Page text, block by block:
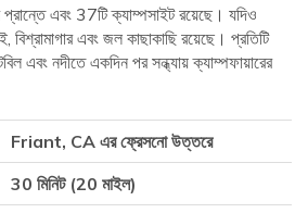
প্রান্তে এবং 37টি ক্যাম্পসাইট রয়েছে। যদিও
এবং জল কাছাকাছি রয়েছে। প্রতিটি
এবং নদীতে একদিন পর সন্ধ্যায় ক্যাম্পফায়ারের
Friant, CA এর ফ্রেসনো উত্তরে
30 মিনিট (20 মাইল)